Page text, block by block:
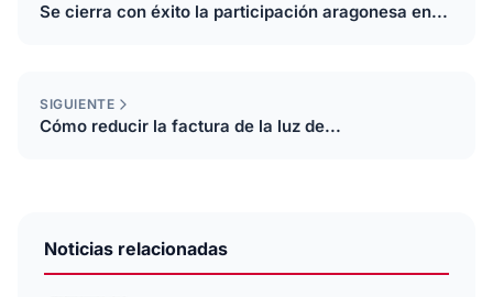
Se cierra con éxito la participación aragonesa en...
SIGUIENTE
Cómo reducir la factura de la luz de...
Noticias relacionadas